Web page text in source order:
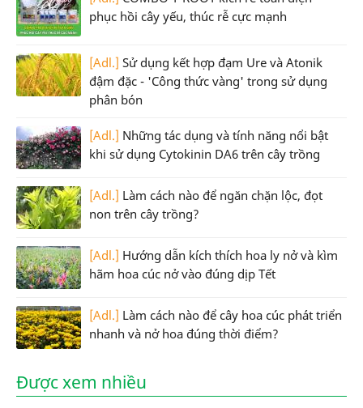
phục hồi cây yếu, thúc rễ cực mạnh
[Adl.] Sử dụng kết hợp đạm Ure và Atonik
đậm đặc - 'Công thức vàng' trong sử dụng
phân bón
[Adl.] Những tác dụng và tính năng nổi bật
khi sử dụng Cytokinin DA6 trên cây trồng
[Adl.] Làm cách nào để ngăn chặn lộc, đọt
non trên cây trồng?
[Adl.] Hướng dẫn kích thích hoa ly nở và kìm
hãm hoa cúc nở vào đúng dịp Tết
[Adl.] Làm cách nào để cây hoa cúc phát triển
nhanh và nở hoa đúng thời điểm?
Được xem nhiều